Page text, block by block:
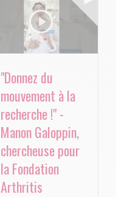
"Donnez du
mouvement à la
recherche !" -
Manon Galoppin,
chercheuse pour
la Fondation
Arthritis